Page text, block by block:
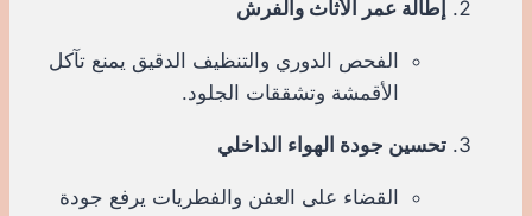
إطالة عمر الأثاث والفرش
الفحص الدوري والتنظيف الدقيق يمنع تآكل
الأقمشة وتشققات الجلود.
تحسين جودة الهواء الداخلي
القضاء على العفن والفطريات يرفع جودة